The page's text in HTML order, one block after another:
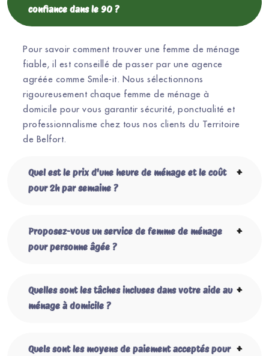
confiance dans le 90 ?
Pour savoir comment trouver une femme de ménage
fiable, il est conseillé de passer par une agence
agréée comme Smile-it. Nous sélectionnons
rigoureusement chaque femme de ménage à
domicile pour vous garantir sécurité, ponctualité et
professionnalisme chez tous nos clients du Territoire
de Belfort.
Quel est le prix d'une heure de ménage et le coût
pour 2h par semaine ?
Proposez-vous un service de femme de ménage
pour personne âgée ?
Quelles sont les tâches incluses dans votre aide au
ménage à domicile ?
Quels sont les moyens de paiement acceptés pour